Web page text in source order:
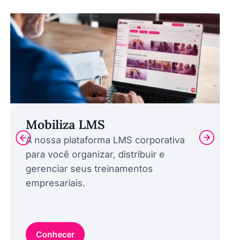
Mobiliza LMS
A nossa plataforma LMS corporativa
para você organizar, distribuir e
gerenciar seus treinamentos
empresariais.
Conhecer